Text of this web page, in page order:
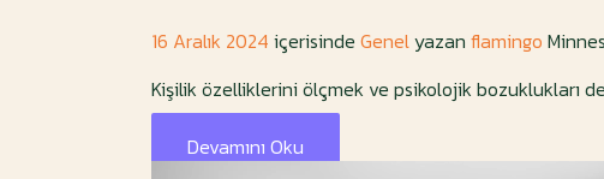
16 Aralık 2024 içerisinde Genelyazan flamingo
Kişilik özelliklerini ölçmek ve psikolojik bozuklukları
Devamını Oku